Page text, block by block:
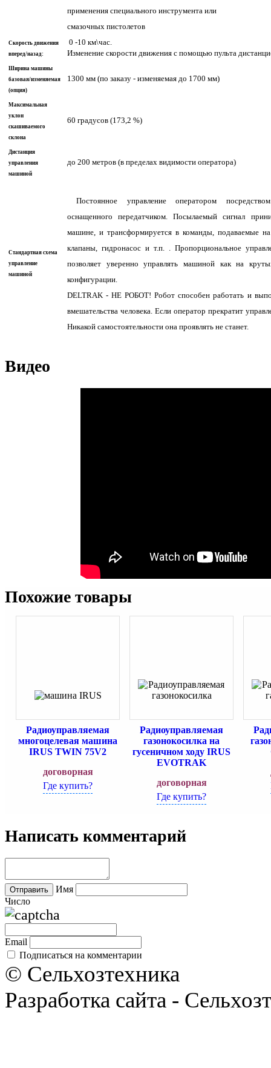
применения специального инструмента или
смазочных пистолетов
Скорость движения
вперед/назад:
0 -10 км\час.
Изменение скорости движения с помощью пульта
Ширина машины
базовая/изменяемая
(опция)
1300 мм (по заказу - изменяемая до 1700 мм)
Максимальная
уклон
скашиваемого
склона
60 градусов (173,2 %)
Дистанция
управления
машиной
до 200 метров (в пределах видимости оператора)
Стандартная схема
управление
машиной
Постоянное управление оператором
оснащенного передатчиком. Посылаемый сигнал
машине, и трансформируется в команды, подаваемые
клапаны, гидронасос и т.п. . Пропорциональное
позволяет уверенно управлять машиной как на
конфигурации.
DELTRAK - НЕ РОБОТ! Робот способен работать и
вмешательства человека. Если оператор прекратит
Никакой самостоятельности она проявлять не станет.
Видео
Похожие товары
Радиоуправляемая
многоцелевая машина
IRUS TWIN 75V2
договорная
Где купить?
Радиоуправляемая
газонокосилка на
гусеничном ходу IRUS
EVOTRAK
договорная
Где купить?
Написать комментарий
Имя
Число
Email
Подписаться на комментарии
© Сельхозтехника
Разработка сайта -